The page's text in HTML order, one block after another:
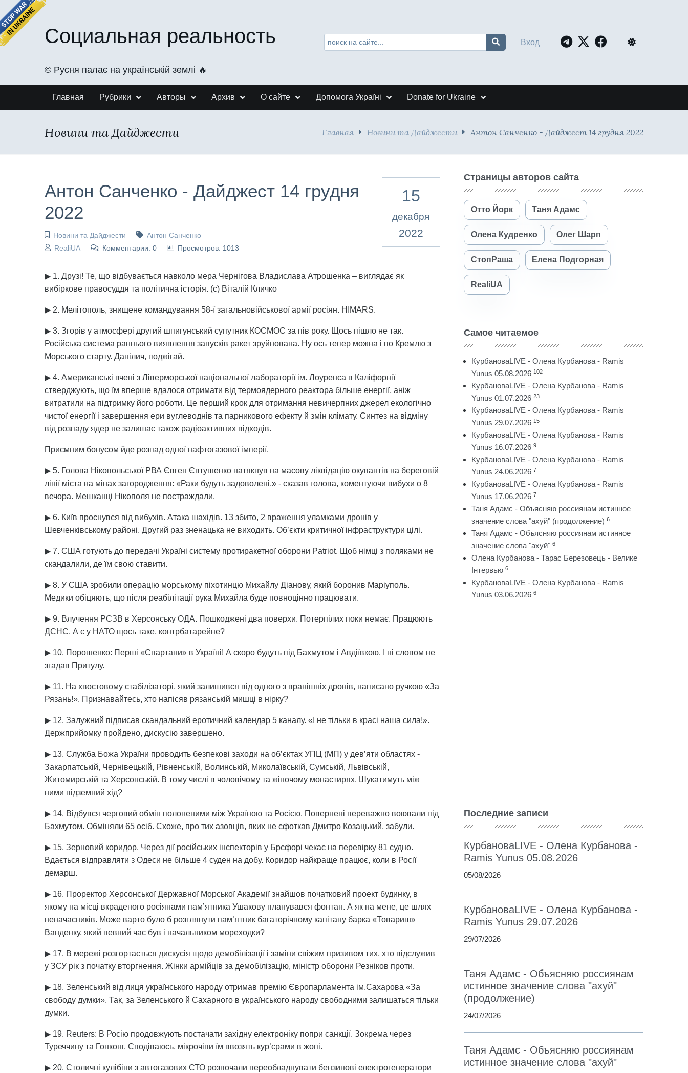
Социальная реальность
©️ Русня палає на українській землі 🔥
Вход
Главная Рубрики Авторы Архив О сайте Допомога Україні Donate for Ukraine
Новини та Дайджести Главная Новини та Дайджести Антон Санченко - Дайджест 14 грудня 2022
Антон Санченко - Дайджест 14 грудня
2022
Новини та Дайджести
Антон Санченко
RealiUA
Комментарии: 0 Просмотров: 1013
15
декабря
2022
▶ 1. Друзі! Те, що відбувається навколо мера Чернігова Владислава Атрошенка – виглядає як
вибіркове правосуддя та політична історія. (с) Віталій Кличко
▶ 2. Мелітополь, знищене командування 58-ї загальновійськової армії росіян. HIMARS.
▶ 3. Згорів у атмосфері другий шпигунський супутник КОСМОС за пів року. Щось пішло не так.
Російська система раннього виявлення запусків ракет зруйнована. Ну ось тепер можна і по Кремлю з
Морського старту. Данілич, поджігай.
▶ 4. Американські вчені з Ліверморської національної лабораторії ім. Лоуренса в Каліфорнії
стверджують, що їм вперше вдалося отримати від термоядерного реактора більше енергії, аніж
витратили на підтримку його роботи. Це перший крок для отримання невичерпних джерел екологічно
чистої енергії і завершення ери вуглеводнів та парникового ефекту й змін клімату. Синтез на відміну
від розпаду ядер не залишає також радіоактивних відходів.
Приємним бонусом йде розпад одної нафтогазової імперії.
▶ 5. Голова Нікопольської РВА Євген Євтушенко натякнув на масову ліквідацію окупантів на береговій
лінії міста на мінах загородження: «Раки будуть задоволені,» - сказав голова, коментуючи вибухи о 8
вечора. Мешканці Нікополя не постраждали.
▶ 6. Київ проснувся від вибухів. Атака шахідів. 13 збито, 2 враження уламками дронів у
Шевченківському районі. Другий раз зненацька не виходить. Об’єкти критичної інфраструктури цілі.
▶ 7. США готують до передачі Україні систему протиракетної оборони Patriot. Щоб німці з поляками не
скандалили, де їм свою ставити.
▶ 8. У США зробили операцію морському піхотинцю Михайлу Діанову, який боронив Маріуполь.
Медики обіцяють, що після реабілітації рука Михайла буде повноцінно працювати.
▶ 9. Влучення РСЗВ в Херсонську ОДА. Пошкоджені два поверхи. Потерпілих поки немає. Працюють
ДСНС. А є у НАТО щось таке, контрбатарейне?
▶ 10. Порошенко: Перші «Cпартани» в Україні! А скоро будуть під Бахмутом і Авдіївкою. І ні словом не
згадав Притулу.
▶ 11. На хвостовому стабілізаторі, який залишився від одного з вранішніх дронів, написано ручкою «За
Рязань!». Признавайтесь, хто напісяв рязанській мишці в нірку?
▶ 12. Залужний підписав скандальний еротичний календар 5 каналу. «І не тільки в красі наша сила!».
Держприйомку пройдено, дискусію завершено.
▶ 13. Служба Божа України проводить безпекові заходи на об’єктах УПЦ (МП) у дев’яти областях -
Закарпатській, Чернівецькій, Рівненській, Волинській, Миколаївській, Сумській, Львівській,
Житомирській та Херсонській. В тому числі в чоловічому та жіночому монастирях. Шукатимуть між
ними підземний хід?
▶ 14. Відбувся черговий обмін полоненими між Україною та Росією. Повернені переважно воювали під
Бахмутом. Обміняли 65 осіб. Схоже, про тих азовців, яких не сфоткав Дмитро Козацький, забули.
▶ 15. Зерновий коридор. Через дії російських інспекторів у Брсфорі чекає на перевірку 81 судно.
Вдається відправляти з Одеси не більше 4 суден на добу. Коридор найкраще працює, коли в Росії
демарш.
▶ 16. Проректор Херсонської Державної Морської Академії знайшов початковий проект будинку, в
якому на місці вкраденого росіянами пам’ятника Ушакову планувався фонтан. А як на мене, це шлях
неначасників. Може варто було б розглянути пам’ятник багаторічному капітану барка «Товариш»
Ванденку, який певний час був і начальником мореходки?
▶ 17. В мережі розгортається дискусія щодо демобілізації і заміни свіжим призивом тих, хто відслужив
у ЗСУ рік з початку вторгнення. Жінки армійців за демобілізацію, міністр оборони Резніков проти.
▶ 18. Зеленський від лиця українського народу отримав премію Європарламента ім.Сахарова «За
свободу думки». Так, за Зеленського й Сахарного в українського народу свободними залишаться тільки
думки.
▶ 19. Reuters: В Росію продовжують постачати західну електроніку попри санкції. Зокрема через
Туреччину та Гонконг. Сподіваюсь, мікрочіпи їм ввозять кур’єрами в жопі.
▶ 20. Столичні кулібіни з автогазових СТО розпочали переобладнувати бензинові електрогенератори
Страницы авторов сайта
Отто Йорк Таня Адамс
Олена Кудренко Олег Шарп
СтопРаша Елена Подгорная
RealiUA
Самое читаемое
КурбановаLIVE - Олена Курбанова - Ramis
Yunus 05.08.2026 102
КурбановаLIVE - Олена Курбанова - Ramis
Yunus 01.07.2026 23
КурбановаLIVE - Олена Курбанова - Ramis
Yunus 29.07.2026 15
КурбановаLIVE - Олена Курбанова - Ramis
Yunus 16.07.2026 9
КурбановаLIVE - Олена Курбанова - Ramis
Yunus 24.06.2026 7
КурбановаLIVE - Олена Курбанова - Ramis
Yunus 17.06.2026 7
Таня Адамс - Объясняю россиянам истинное
значение слова "ахуй" (продолжение) 6
Таня Адамс - Объясняю россиянам истинное
значение слова "ахуй" 6
Олена Курбанова - Тарас Березовець - Велике
Інтервью 6
КурбановаLIVE - Олена Курбанова - Ramis
Yunus 03.06.2026 6
Последние записи
КурбановаLIVE - Олена Курбанова -
Ramis Yunus 05.08.2026
05/08/2026
КурбановаLIVE - Олена Курбанова -
Ramis Yunus 29.07.2026
29/07/2026
Таня Адамс - Объясняю россиянам
истинное значение слова "ахуй"
(продолжение)
24/07/2026
Таня Адамс - Объясняю россиянам
истинное значение слова "ахуй"